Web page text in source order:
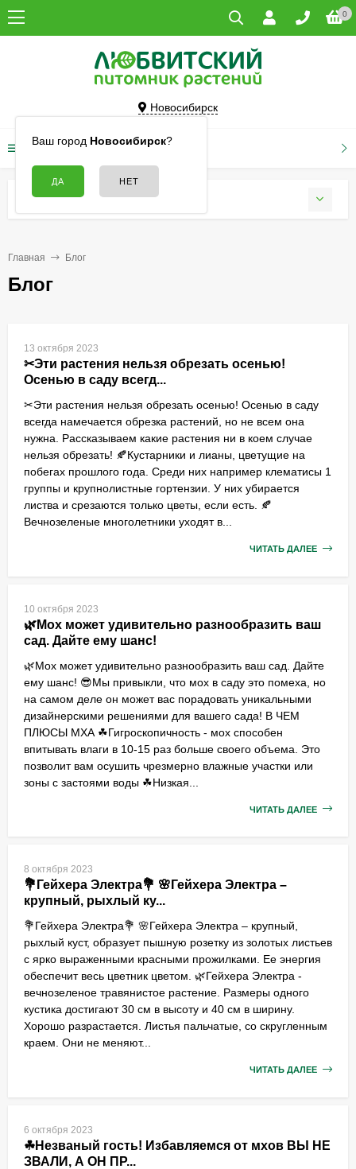
0
Новосибирск
Ваш город Новосибирск?
КАТАЛОГ ТОВАРОВ
Главная Блог
Блог
13 октября 2023
✂Эти растения нельзя обрезать осенью!
Осенью в саду всегд...
✂Эти растения нельзя обрезать осенью! Осенью в саду
всегда намечается обрезка растений, но не всем она
нужна. Рассказываем какие растения ни в коем случае
нельзя обрезать! 🍂Кустарники и лианы, цветущие на
побегах прошлого года. Среди них например клематисы 1
группы и крупнолистные гортензии. У них убирается
листва и срезаются только цветы, если есть. 🍂
Вечнозеленые многолетники уходят в...
ЧИТАТЬ ДАЛЕЕ
10 октября 2023
🌿Мох может удивительно разнообразить ваш
сад. Дайте ему шанс!
🌿Мох может удивительно разнообразить ваш сад. Дайте
ему шанс! 😎Мы привыкли, что мох в саду это помеха, но
на самом деле он может вас порадовать уникальными
дизайнерскими решениями для вашего сада! В ЧЕМ
ПЛЮСЫ МХА ☘Гигроскопичность - мох способен
впитывать влаги в 10-15 раз больше своего объема. Это
позволит вам осушить чрезмерно влажные участки или
зоны с застоями воды ☘Низкая...
ЧИТАТЬ ДАЛЕЕ
8 октября 2023
💐Гейхера Электра💐 🌸Гейхера Электра –
крупный, рыхлый ку...
💐Гейхера Электра💐 🌸Гейхера Электра – крупный,
рыхлый куст, образует пышную розетку из золотых листьев
с ярко выраженными красными прожилками. Ее энергия
обеспечит весь цветник цветом. 🌿Гейхера Электра -
вечнозеленое травянистое растение. Размеры одного
кустика достигают 30 см в высоту и 40 см в ширину.
Хорошо разрастается. Листья пальчатые, со скругленным
краем. Они не меняют...
ЧИТАТЬ ДАЛЕЕ
6 октября 2023
☘Незваный гость! Избавляемся от мхов ВЫ НЕ
ЗВАЛИ, А ОН ПР...
БЛОГ